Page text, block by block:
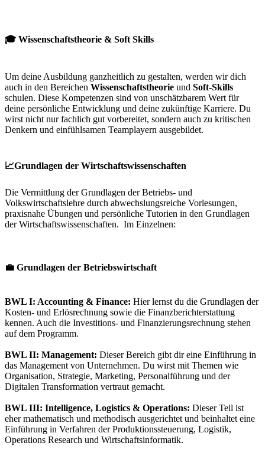
🎓 Wissenschaftstheorie & Soft Skills
Um deine Ausbildung ganzheitlich zu gestalten, werden wir dich
auch in den Bereichen Wissenschaftstheorie und Soft-Skills
schulen. Diese Kompetenzen sind von unschätzbarem Wert für
deine persönliche Entwicklung und deine zukünftige Karriere. Du
wirst nicht nur fachlich gut vorbereitet, sondern auch zu kritischen
Denkern und einfühlsamen Teamplayern ausgebildet.
📈Grundlagen der Wirtschaftswissenschaften
Die Vermittlung der Grundlagen der Betriebs- und
Volkswirtschaftslehre durch abwechslungsreiche Vorlesungen,
praxisnahe Übungen und persönliche Tutorien in den Grundlagen
der Wirtschaftswissenschaften. Im Einzelnen:
💼 Grundlagen der Betriebswirtschaft
BWL I: Accounting & Finance: Hier lernst du die Grundlagen der
Kosten- und Erlösrechnung sowie die Finanzberichterstattung
kennen. Auch die Investitions- und Finanzierungsrechnung stehen
auf dem Programm.
BWL II: Management: Dieser Bereich gibt dir eine Einführung in
das Management von Unternehmen. Du wirst mit Themen wie
Organisation, Strategie, Marketing, Personalführung und der
Digitalen Transformation vertraut gemacht.
BWL III: Intelligence, Logistics & Operations: Dieser Teil ist
eher mathematisch und methodisch ausgerichtet und beinhaltet eine
Einführung in Verfahren der Produktionssteuerung, Logistik,
Operations Research und Wirtschaftsinformatik.